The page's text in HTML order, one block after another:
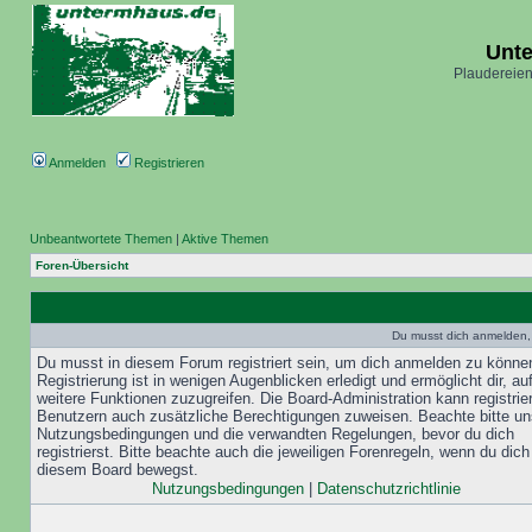
Anmelden Registrieren
Unbeantwortete Themen | Aktive Themen
Foren-Übersicht
Du musst dich
Du musst in diesem Forum registriert sein, um dich anmelden zu
Registrierung ist in wenigen Augenblicken erledigt und ermöglicht dir, auf
weitere Funktionen zuzugreifen. Die Board-Administration kann
Benutzern auch zusätzliche Berechtigungen zuweisen. Beachte bitte
Nutzungsbedingungen und die verwandten Regelungen, bevor du dich
registrierst. Bitte beachte auch die jeweiligen Forenregeln, wenn du
diesem Board bewegst.
Nutzungsbedingungen| Datenschutzrichtlinie